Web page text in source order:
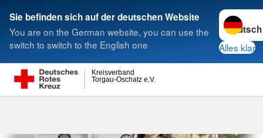
Sie befinden sich auf der deutschen Website
You are on the German website, you can use the
switch to switch to the English one
Sprache
Alles klar
Torgau-Oschatz e.V.
Kreisverband
Suche